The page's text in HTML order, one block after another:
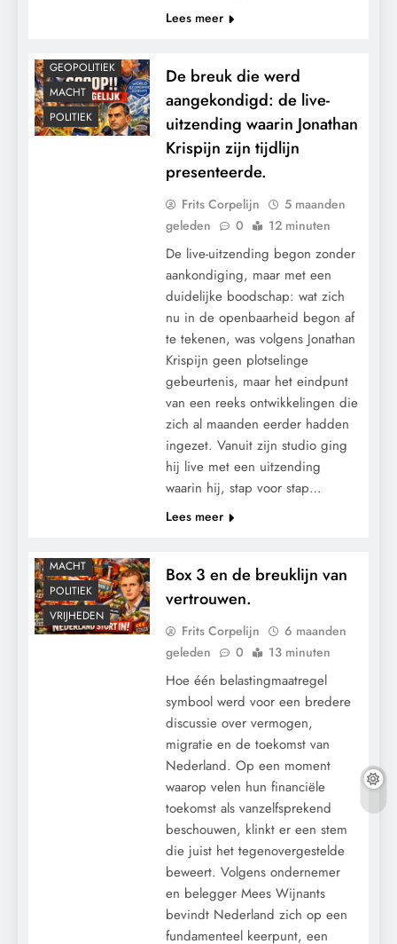
Lees meer
GEOPOLITIEK
MACHT
POLITIEK
De breuk die werd
aangekondigd: de live-
uitzending waarin Jonathan
Krispijn zijn tijdlijn
presenteerde.
Frits Corpelijn
5 maanden
geleden
0 12 minuten
De live-uitzending begon zonder
aankondiging, maar met een
duidelijke boodschap: wat zich
nu in de openbaarheid begon af
te tekenen, was volgens Jonathan
Krispijn geen plotselinge
gebeurtenis, maar het eindpunt
van een reeks ontwikkelingen die
zich al maanden eerder hadden
ingezet. Vanuit zijn studio ging
hij live met een uitzending
waarin hij, stap voor stap…
Lees meer
MACHT
POLITIEK
VRIJHEDEN
Box 3 en de breuklijn van
vertrouwen.
Frits Corpelijn
6 maanden
geleden
0 13 minuten
Hoe één belastingmaatregel
symbool werd voor een bredere
discussie over vermogen,
migratie en de toekomst van
Nederland. Op een moment
waarop velen hun financiële
toekomst als vanzelfsprekend
beschouwen, klinkt er een stem
die juist het tegenovergestelde
beweert. Volgens ondernemer
en belegger Mees Wijnants
bevindt Nederland zich op een
fundamenteel keerpunt, een